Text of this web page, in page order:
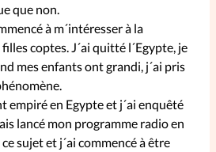
Relations
que non.
à m´intéresser à la
coptes. J´ai quitté l´Egypte, je
mes enfants ont grandi, j´ai pris
empiré en Egypte et j´ai enquêté
lancé mon programme radio en
sujet et j´ai commencé à être